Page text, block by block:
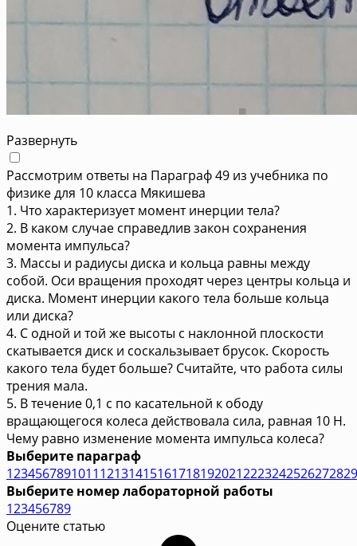
Развернуть
Рассмотрим ответы на Параграф 49 из учебника по
физике для 10 класса Мякишева
1. Что характеризует момент инерции тела?
2. В каком случае справедлив закон сохранения
момента импульса?
3. Массы и радиусы диска и кольца равны между
собой. Оси вращения проходят через центры кольца и
диска. Момент инерции какого тела больше кольца
или диска?
4. С одной и той же высоты с наклонной плоскости
скатывается диск и соскальзывает брусок. Скорость
какого тела будет больше? Считайте, что работа силы
трения мала.
5. В течение 0,1 с по касательной к ободу
вращающегося колеса действовала сила, равная 10 Н.
Чему равно изменение момента импульса колеса?
Выберите параграф
1234567891011121314151617181920212223242526272829
Выберите номер лабораторной работы
123456789
Оцените статью